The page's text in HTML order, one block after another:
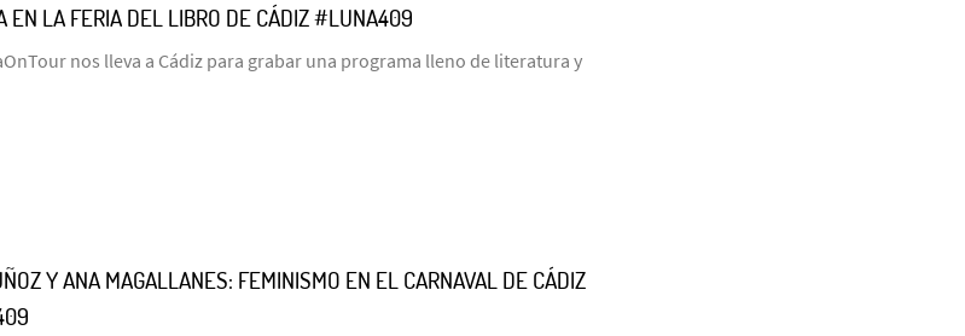
EN LA FERIA DEL LIBRO DE CÁDIZ #LUNA409
nos lleva a Cádiz para grabar una programa lleno de literatura y
Y ANA MAGALLANES: FEMINISMO EN EL CARNAVAL DE CÁDIZ